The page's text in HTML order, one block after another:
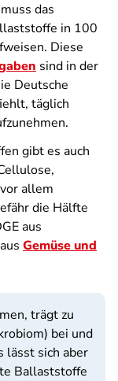
das
in 100
Diese
sind in der
Deutsche
täglich
gibt es auch
allem
die Hälfte
aus
Gemüse und
trägt zu
bei und
lässt sich aber
Ballaststoffe